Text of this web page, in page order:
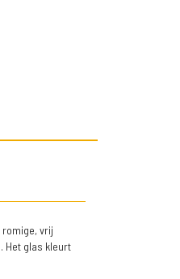
vrij
Het glas kleurt